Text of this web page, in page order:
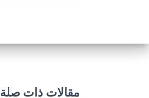
مقالات ذات صلة